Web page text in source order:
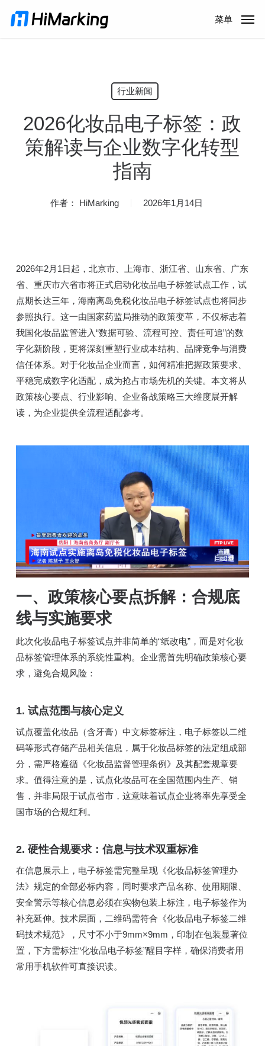
菜单
行业新闻
2026化妆品电子标签：政
策解读与企业数字化转型
指南
作者： HiMarking 2026年1月14日
2026年2月1日起，北京市、上海市、浙江省、山东省、广东
省、重庆市六省市将正式启动化妆品电子标签试点工作，试
点期长达三年，海南离岛免税化妆品电子标签试点也将同步
参照执行。这一由国家药监局推动的政策变革，不仅标志着
我国化妆品监管进入“数据可验、流程可控、责任可追”的数
字化新阶段，更将深刻重塑行业成本结构、品牌竞争与消费
信任体系。对于化妆品企业而言，如何精准把握政策要求、
平稳完成数字化适配，成为抢占市场先机的关键。本文将从
政策核心要点、行业影响、企业备战策略三大维度展开解
读，为企业提供全流程适配参考。
一、政策核心要点拆解：合规底
线与实施要求
此次化妆品电子标签试点并非简单的“纸改电”，而是对化妆
品标签管理体系的系统性重构。企业需首先明确政策核心要
求，避免合规风险：
1. 试点范围与核心定义
试点覆盖化妆品（含牙膏）中文标签标注，电子标签以二维
码等形式存储产品相关信息，属于化妆品标签的法定组成部
分，需严格遵循《化妆品监督管理条例》及其配套规章要
求。值得注意的是，试点化妆品可在全国范围内生产、销
售，并非局限于试点省市，这意味着试点企业将率先享受全
国市场的合规红利。
2. 硬性合规要求：信息与技术双重标准
在信息展示上，电子标签需完整呈现《化妆品标签管理办
法》规定的全部必标内容，同时要求产品名称、使用期限、
安全警示等核心信息必须在实物包装上标注，电子标签作为
补充延伸。技术层面，二维码需符合《化妆品电子标签二维
码技术规范》，尺寸不小于9mm×9mm，印制在包装显著位
置，下方需标注“化妆品电子标签”醒目字样，确保消费者用
常用手机软件可直接识读。